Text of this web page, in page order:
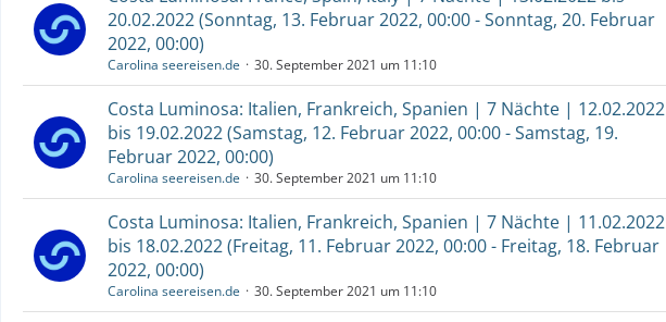
20.02.2022 (Sonntag, 13. Februar 2022, 00:00 - Sonntag, 20. Februar
2022, 00:00)
Carolina seereisen.de 30. September 2021 um 11:10
Costa Luminosa: Italien, Frankreich, Spanien | 7 Nächte | 12.02.2022
bis 19.02.2022 (Samstag, 12. Februar 2022, 00:00 - Samstag, 19.
Februar 2022, 00:00)
Carolina seereisen.de 30. September 2021 um 11:10
Costa Luminosa: Italien, Frankreich, Spanien | 7 Nächte | 11.02.2022
bis 18.02.2022 (Freitag, 11. Februar 2022, 00:00 - Freitag, 18. Februar
2022, 00:00)
Carolina seereisen.de 30. September 2021 um 11:10